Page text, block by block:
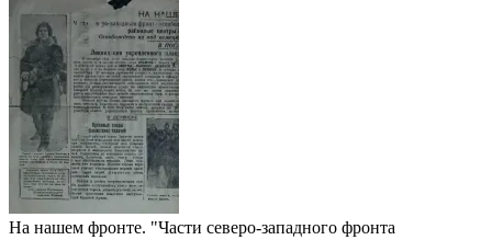
На нашем фронте. "Части северо-западного фронта